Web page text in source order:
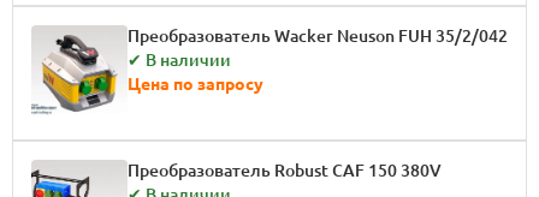
Преобразователь Wacker Neuson FUH 35/2/042
✔ В наличии
Цена по запросу
Преобразователь Robust CAF 150 380V